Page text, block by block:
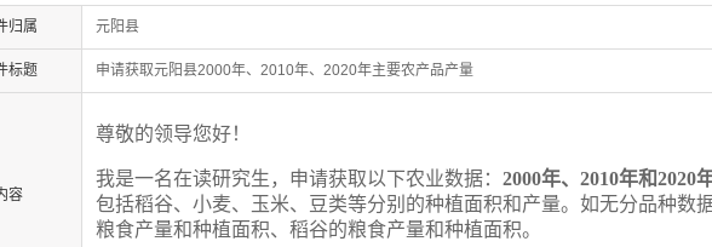
归属 元阳县
标题 申请获取元阳县2000年、2010年、2020年主要农产品产量
容
尊敬的领导您好！
我是一名在读研究生，申请获取以下农业数据： 2000年、2010年和2020
包括稻谷、小麦、玉米、豆类等分别的种植面积和产量。如无分品种数
粮食产量和种植面积、稻谷的粮食产量和种植面积。